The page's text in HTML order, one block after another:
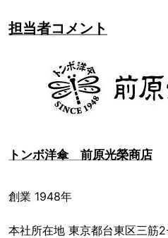
担当者コメント
トンボ洋傘 前原光榮商店
創業 1948年
本社所在地 東京都台東区三筋